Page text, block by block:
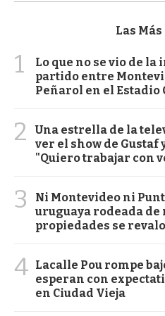
Las
1
Lo que no se vio de
partido entre
Peñarol en el Estadio
2
Una estrella de la
ver el show de Gustaf
"Quiero trabajar con
3
Ni Montevideo ni
uruguaya rodeada
propiedades se
4 Lacalle Pou rompe
esperan con
en Ciudad Vieja